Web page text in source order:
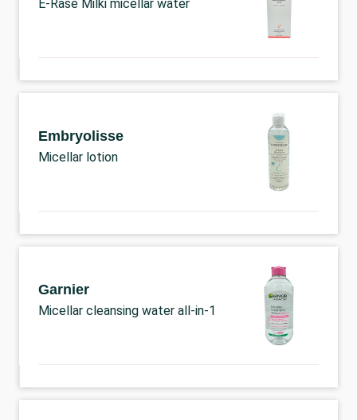
E-Rase Milki micellar water
Embryolisse
Micellar lotion
Garnier
Micellar cleansing water all-in-1